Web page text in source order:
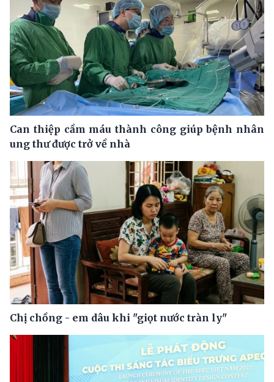
Can thiệp cầm máu thành công giúp bệnh nhân
ung thư được trở về nhà
Chị chồng - em dâu khi "giọt nước tràn ly"